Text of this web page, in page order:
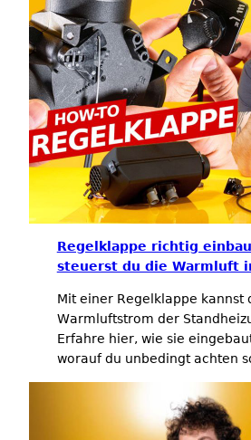
Regelklappe richtig
steuerst du die Warmluft
Mit einer Regelklappe kannst
Warmluftstrom der
Erfahre hier, wie sie
worauf du unbedingt achten